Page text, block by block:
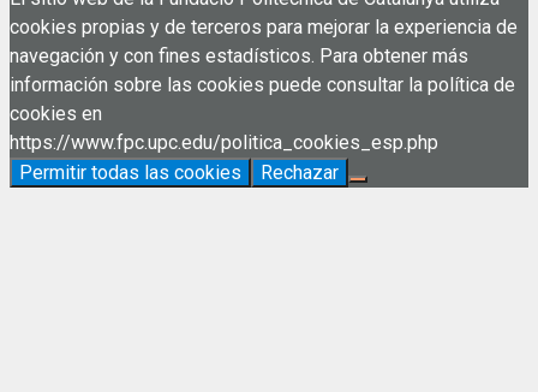
cookies propias y de terceros para mejorar la experiencia de
navegación y con fines estadísticos. Para obtener más
información sobre las cookies puede consultar la política de
cookies en
https://www.fpc.upc.edu/politica_cookies_esp.php
Permitir todas las cookies
Rechazar